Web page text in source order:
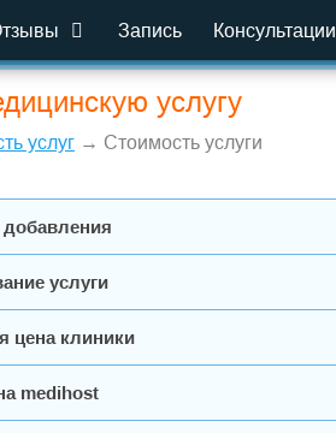
Запись Консультации
услугу
услуг → Стоимость услуги
добавления
услуги
цена клиники
medihost